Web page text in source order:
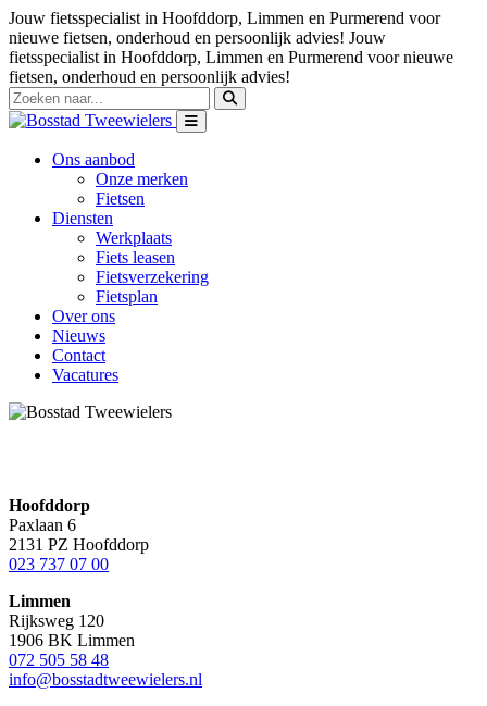
Jouw fietsspecialist in Hoofddorp, Limmen en Purmerend voor
nieuwe fietsen, onderhoud en persoonlijk advies! Jouw
fietsspecialist in Hoofddorp, Limmen en Purmerend voor nieuwe
fietsen, onderhoud en persoonlijk advies!
Ons aanbod
Onze merken
Fietsen
Diensten
Werkplaats
Fiets leasen
Fietsverzekering
Fietsplan
Over ons
Nieuws
Contact
Vacatures
Hoofddorp
Paxlaan 6
2131 PZ Hoofddorp
023 737 07 00
Limmen
Rijksweg 120
1906 BK Limmen
072 505 58 48
info@bosstadtweewielers.nl